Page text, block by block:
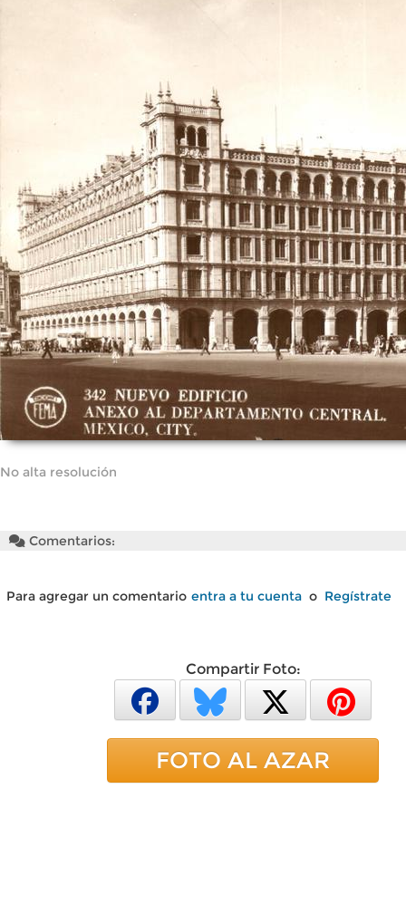
No alta resolución
Comentarios:
Para agregar un comentario entra a tu cuenta o Regístrate
Compartir Foto:
FOTO AL AZAR